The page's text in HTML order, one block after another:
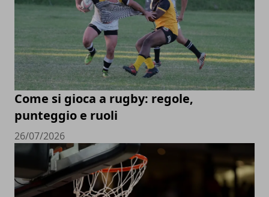
Come si gioca a rugby: regole,
punteggio e ruoli
26/07/2026